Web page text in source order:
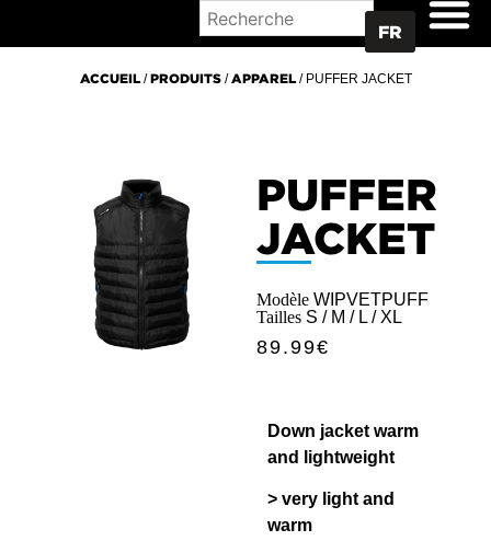
FR
ACCUEIL/PRODUITS/APPAREL/ PUFFER JACKET
PUFFER
JACKET
Modèle WIPVETPUFF
Tailles S / M / L / XL
89.99€
Down jacket warm
and lightweight
> very light and
warm